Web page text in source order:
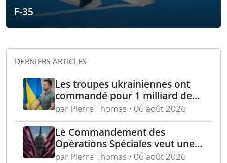
F-35
DERNIERS ARTICLES
Les troupes ukrainiennes ont
commandé pour 1 milliard de
dollars lors de la première
année du marché Brave1
par Pierre Thomas • 06 août 2026
Le Commandement des
Opérations Spéciales veut une
mitrailleuse 5,56 mm de 4,5 kg
par Pierre Thomas • 06 août 2026